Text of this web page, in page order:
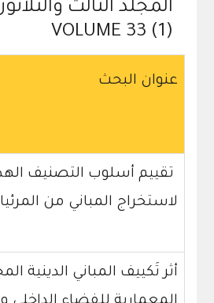
VOLUME 33 (1)
عنوان البحث
لاستخراج المباني من
أثر تَكييف المباني الدينية